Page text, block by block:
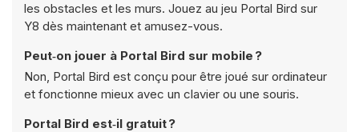
les obstacles et les murs. Jouez au jeu Portal Bird sur
Y8 dès maintenant et amusez-vous.
Peut‑on jouer à Portal Bird sur mobile ?
Non, Portal Bird est conçu pour être joué sur ordinateur
et fonctionne mieux avec un clavier ou une souris.
Portal Bird est‑il gratuit ?